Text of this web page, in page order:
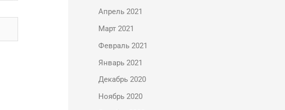
Апрель 2021
Март 2021
Февраль 2021
Январь 2021
Декабрь 2020
Ноябрь 2020